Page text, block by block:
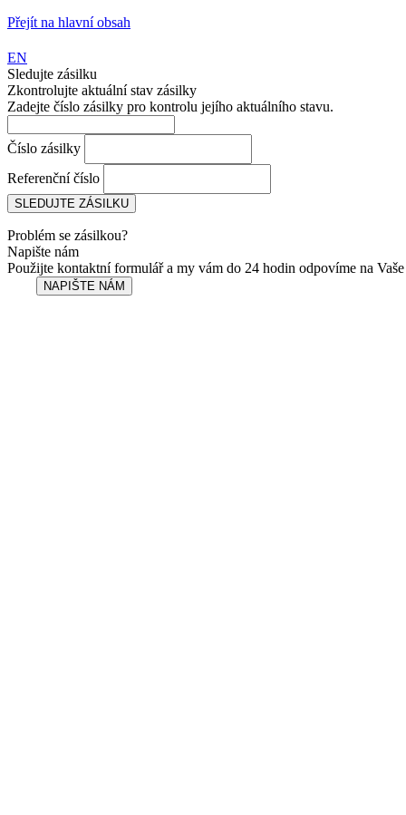
Přejít na hlavní obsah
EN
Sledujte zásilku
Zkontrolujte aktuální stav zásilky
Zadejte číslo zásilky pro kontrolu jejího aktuálního stavu.
Číslo zásilky
Referenční číslo
Problém se zásilkou?
Napište nám
Použijte kontaktní formulář a my vám do 24 hodin odpovíme na